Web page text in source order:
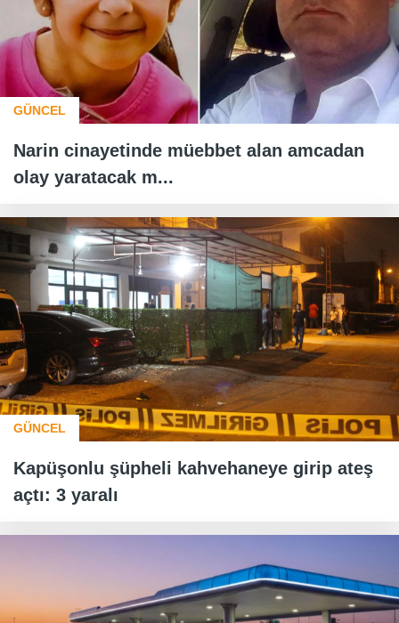
GÜNCEL
Narin cinayetinde müebbet alan amcadan
olay yaratacak m...
GÜNCEL
Kapüşonlu şüpheli kahvehaneye girip ateş
açtı: 3 yaralı